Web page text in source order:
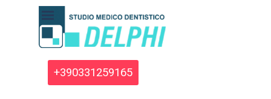
Vai ai contenuti
Salta menù
+390331259165